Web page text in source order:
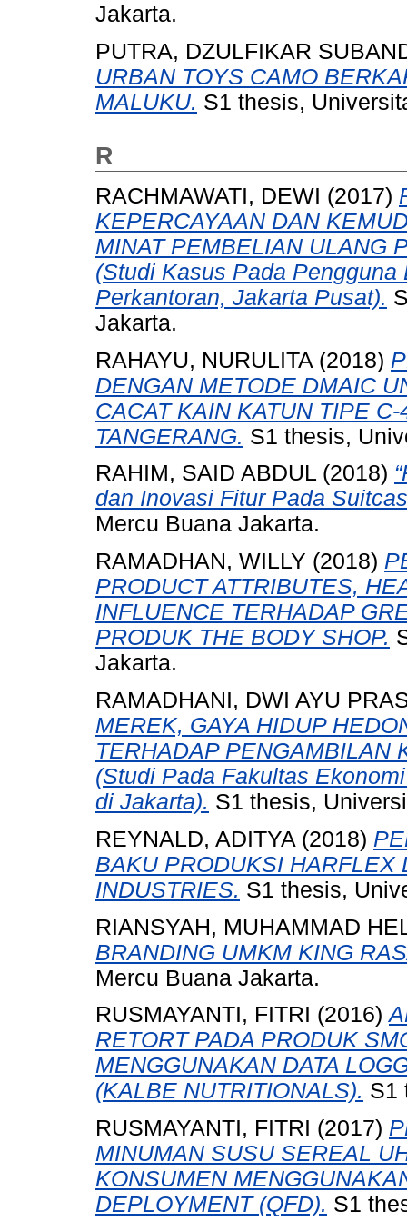
Jakarta.
PUTRA, DZULFIKAR
URBAN TOYS CAMO
MALUKU. S1 thesis,
R
RACHMAWATI, DEWI (2017)
KEPERCAYAAN DAN
MINAT PEMBELIAN ULANG
(Studi Kasus Pada
Perkantoran, Jakarta Pusat).
Jakarta.
RAHAYU, NURULITA (2018)
DENGAN METODE DMAIC
CACAT KAIN KATUN TIPE
TANGERANG. S1 thesis,
RAHIM, SAID ABDUL (2018)
dan Inovasi Fitur Pada
Mercu Buana Jakarta.
RAMADHAN, WILLY (2018)
PRODUCT ATTRIBUTES,
INFLUENCE TERHADAP
PRODUK THE BODY SHOP.
Jakarta.
RAMADHANI, DWI AYU
MEREK, GAYA HIDUP
TERHADAP PENGAMBILAN
(Studi Pada Fakultas
di Jakarta). S1 thesis,
REYNALD, ADITYA (2018)
BAKU PRODUKSI HARFLEX
INDUSTRIES. S1 thesis,
RIANSYAH, MUHAMMAD
BRANDING UMKM KING
Mercu Buana Jakarta.
RUSMAYANTI, FITRI (2016)
RETORT PADA PRODUK
MENGGUNAKAN DATA
(KALBE NUTRITIONALS). S1
RUSMAYANTI, FITRI (2017)
MINUMAN SUSU SEREAL
KONSUMEN
DEPLOYMENT (QFD). S1